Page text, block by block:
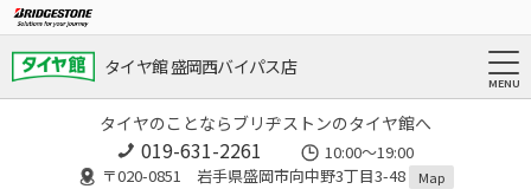
タイヤ館 盛岡西バイパス店
タイヤのことならブリヂストンのタイヤ館へ
019-631-2261
10:00～19:00
〒020-0851 岩手県盛岡市向中野3丁目3-48
Map